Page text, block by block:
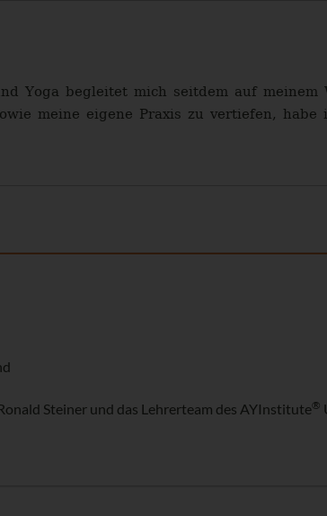
Yoga begleitet mich seitdem auf
meine eigene Praxis zu vertiefen,
Steiner und das Lehrerteam des AYInstitute®